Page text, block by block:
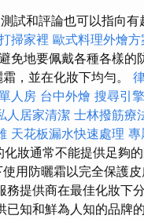
試和評論也可以指向有
掃家裡 歐式料理外燴方
免地要佩戴各種各樣的
，並在化妝下均勻。
人房 台中外燴 搜尋引擎
人居家清潔 士林撥筋療
天花板漏水快速處理 專
化妝通常不能提供足夠
用防曬霜以完全保護皮
務提供商在最佳化妝下
已知和鮮為人知的品牌